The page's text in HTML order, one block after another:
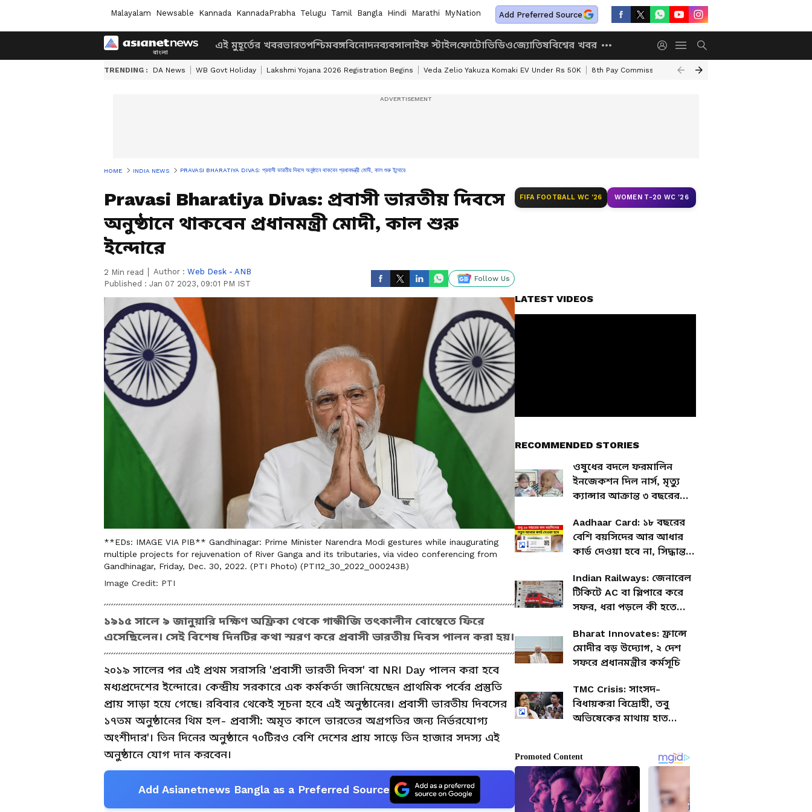
Malayalam Newsable Kannada KannadaPrabha Telugu Tamil Bangla Hindi Marathi MyNation Add Preferred Source
এই মুহূর্তের খবরভারতপশ্চিমবঙ্গবিনোদনব্যবসালাইফ স্টাইলফোটোভিডিওজ্যোতিষবিশ্বের খবর
TRENDING : DA News WB Govt Holiday Lakshmi Yojana 2026 Registration Begins Veda Zelio Yakuza Komaki EV Under Rs 50K 8th Pay Commission Chhatravriti Yojana
HOME INDIA NEWS PRAVASI BHARATIYA DIVAS: প্রবাসী ভারতীয় দিবসে অনুষ্ঠানে থাকবেন প্রধানমন্ত্রী মোদী, কাল শুরু ইন্দোরে
Pravasi Bharatiya Divas: প্রবাসী ভারতীয় দিবসে
অনুষ্ঠানে থাকবেন প্রধানমন্ত্রী মোদী, কাল শুরু
ইন্দোরে
2 Min read Author : Web Desk - ANB
Published : Jan 07 2023, 09:01 PM IST
Follow Us
**EDs: IMAGE VIA PIB** Gandhinagar: Prime Minister Narendra Modi gestures while inaugurating
multiple projects for rejuvenation of River Ganga and its tributaries, via video conferencing from
Gandhinagar, Friday, Dec. 30, 2022. (PTI Photo) (PTI12_30_2022_000243B)
Image Credit: PTI
১৯১৫ সালে ৯ জানুয়ারি দক্ষিণ অফ্রিকা থেকে গান্ধীজি তৎকালীন বোম্বেতে ফিরে
এসেছিলেন। সেই বিশেষ দিনটির কথা স্মরণ করে প্রবাসী ভারতীয় দিবস পালন করা হয়।
২০১৯ সালের পর এই প্রথম সরাসরি 'প্রবাসী ভারতী দিবস' বা NRI Day পালন করা হবে
মধ্যপ্রদেশের ইন্দোরে। কেন্দ্রীয় সরকারে এক কর্মকর্তা জানিয়েছেন প্রাথমিক পর্বের প্রস্তুতি
প্রায় সাড়া হয়ে গেছে। রবিবার থেকেই সূচনা হবে এই অনুষ্ঠানের। প্রবাসী ভারতীয় দিবসের
১৭তম অনুষ্ঠানের থিম হল- প্রবাসী: অমৃত কালে ভারতের অগ্রগতির জন্য নির্ভরযোগ্য
অংশীদার'। তিন দিনের অনুষ্ঠানে ৭০টিরও বেশি দেশের প্রায় সাড়ে তিন হাজার সদস্য এই
অনুষ্ঠানে যোগ দান করবেন।
Add Asianetnews Bangla as a Preferred Source
FIFA FOOTBALL WC '26 WOMEN T-20 WC '26
LATEST VIDEOS
RECOMMENDED STORIES
ওষুধের বদলে ফরমালিন
ইনজেকশন দিল নার্স, মৃত্যু
ক্যান্সার আক্রান্ত ৩ বছরের
Aadhaar Card: ১৮ বছরের
বেশি বয়সিদের আর আধার
কার্ড দেওয়া হবে না, সিদ্ধান্ত
Indian Railways: জেনারেল
টিকিটে AC বা স্লিপারে করে
সফর, ধরা পড়লে কী হতে
Bharat Innovates: ফ্রান্সে
মোদীর বড় উদ্যোগ, ২ দেশ
সফরে প্রধানমন্ত্রীর কর্মসূচি
TMC Crisis: সাংসদ-
বিধায়করা বিদ্রোহী, তবু
অভিষেকের মাথায় হাত